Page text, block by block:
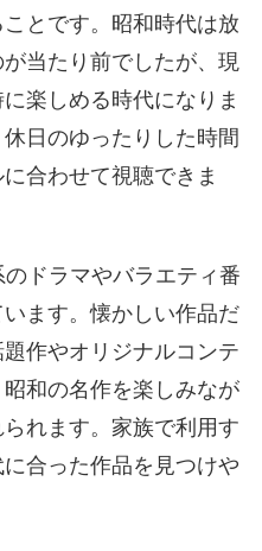
とです。昭和時代は放
当たり前でしたが、現
楽しめる時代になりま
日のゆったりした時間
合わせて視聴できま
ドラマやバラエティ番
ます。懐かしい作品だ
作やオリジナルコンテ
和の名作を楽しみなが
れます。家族で利用す
合った作品を見つけや